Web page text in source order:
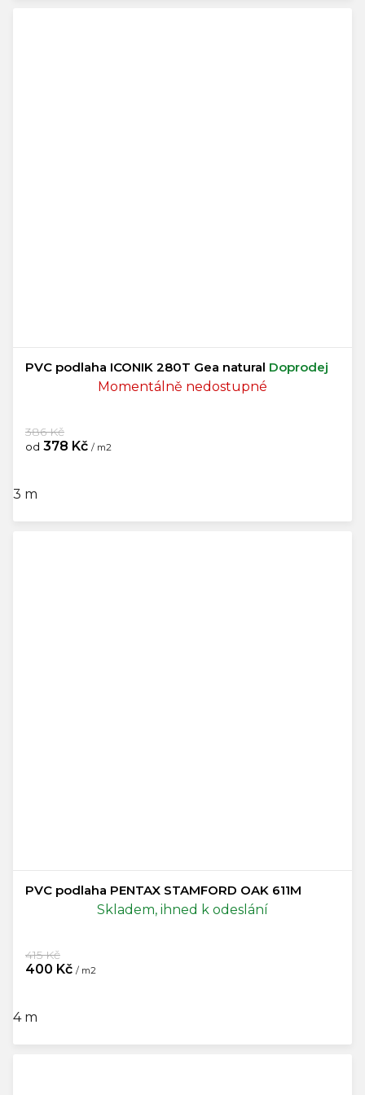
PVC podlaha ICONIK 280T Gea natural Doprodej
Momentálně nedostupné
od 378 Kč / m2
386 Kč
3 m
PVC podlaha PENTAX STAMFORD OAK 611M
Skladem, ihned k odeslání
400 Kč / m2
415 Kč
4 m